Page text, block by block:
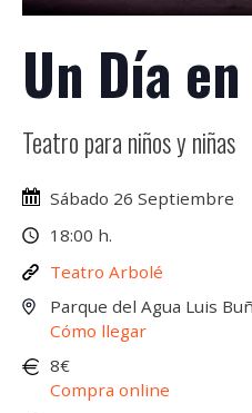
Un Día
Teatro para niños y niñas
Sábado 26 Septiembre
18:00 h.
Teatro Arbolé
Parque del Agua Luis
Cómo llegar
8€
Compra online